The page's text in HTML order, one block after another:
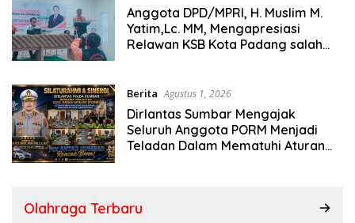
Anggota DPD/MPRI, H. Muslim M.
Yatim,Lc. MM, Mengapresiasi
Relawan KSB Kota Padang salah
Berita Agustus 1, 2026
Dirlantas Sumbar Mengajak
Seluruh Anggota PORM Menjadi
Teladan Dalam Mematuhi Aturan
Olahraga Terbaru